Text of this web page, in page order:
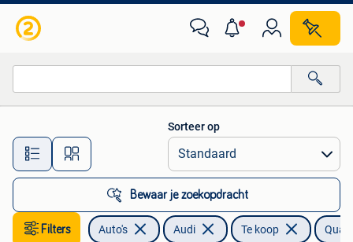
Alle afstanden…
Sorteer op
Bewaar je zoekopdracht
Filters Auto's Audi Te koop